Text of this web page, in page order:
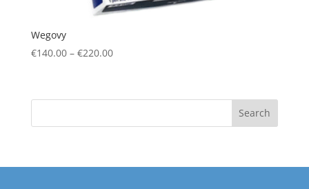
Wegovy
€140.00 – €220.00Price
through
Search